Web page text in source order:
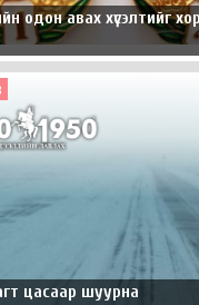
одон авах хүсэлтийг
цасаар шуурна